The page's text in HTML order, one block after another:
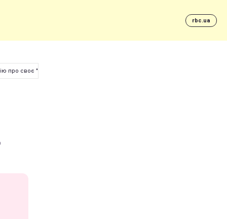
rbc.ua
про своє "побиття"